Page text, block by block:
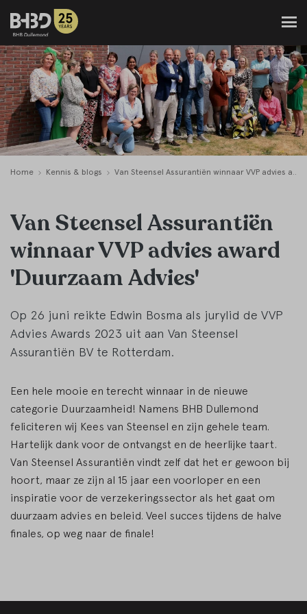
Home Kennis & blogs Van Steensel Assurantiën winnaar VVP advies award 'Duurzaam Advies'
Van Steensel Assurantiën
winnaar VVP advies award
'Duurzaam Advies'
Op 26 juni reikte Edwin Bosma als jurylid de VVP
Advies Awards 2023 uit aan Van Steensel
Assurantiën BV te Rotterdam.
Een hele mooie en terecht winnaar in de nieuwe
categorie Duurzaamheid! Namens BHB Dullemond
feliciteren wij Kees van Steensel en zijn gehele team.
Hartelijk dank voor de ontvangst en de heerlijke taart.
Van Steensel Assurantiën vindt zelf dat het er gewoon bij
hoort, maar ze zijn al 15 jaar een voorloper en een
inspiratie voor de verzekeringssector als het gaat om
duurzaam advies en beleid. Veel succes tijdens de halve
finales, op weg naar de finale!